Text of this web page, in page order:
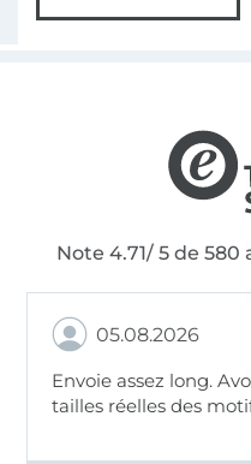
Note 4.71/ 5 de 580
05.08.2026
Envoie assez long.
tailles réelles des